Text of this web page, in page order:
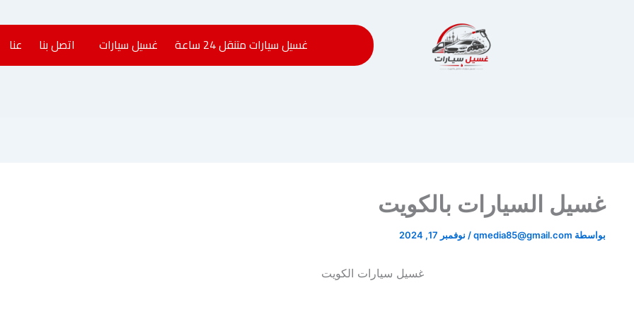
غسيل سيارات متنقل 24 ساعة​ غسيل سيارات اتصل بنا عنا
غسيل السيارات بالكويت
بواسطة qmedia85@gmail.com
/ نوفمبر 17, 2024
غسيل سيارات الكويت